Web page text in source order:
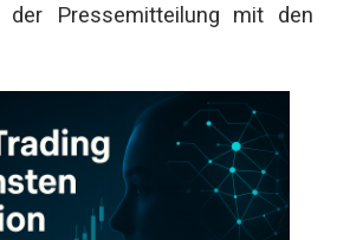
der Pressemitteilung mit den